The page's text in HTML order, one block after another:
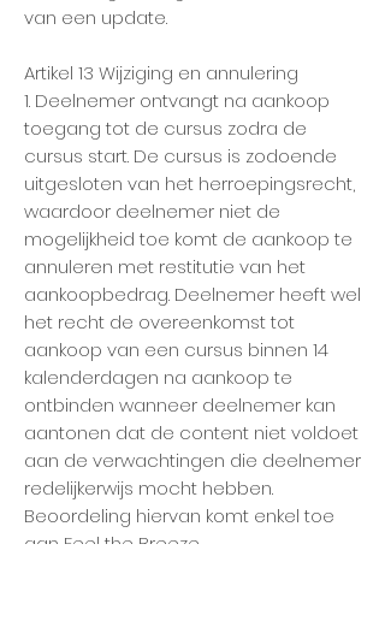
van een update.
Artikel 13 Wijziging en annulering
1. Deelnemer ontvangt na aankoop
toegang tot de cursus zodra de
cursus start. De cursus is zodoende
uitgesloten van het herroepingsrecht,
waardoor deelnemer niet de
mogelijkheid toe komt de aankoop te
annuleren met restitutie van het
aankoopbedrag. Deelnemer heeft wel
het recht de overeenkomst tot
aankoop van een cursus binnen 14
kalenderdagen na aankoop te
ontbinden wanneer deelnemer kan
aantonen dat de content niet voldoet
aan de verwachtingen die deelnemer
redelijkerwijs mocht hebben.
Beoordeling hiervan komt enkel toe
aan Feel the Breeze.